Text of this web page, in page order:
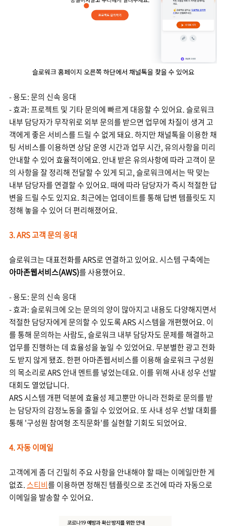
슬로워크 홈페이지 오른쪽 하단에서 채널톡을 찾을 수 있어요
- 용도: 문의 신속 응대
- 효과: 프로젝트 및 기타 문의에 빠르게 대응할 수 있어요. 슬로워크
내부 담당자가 무작위로 외부 문의를 받으면 업무에 차질이 생겨 고
객에게 좋은 서비스를 드릴 수 없게 돼요. 하지만 채널톡을 이용한 채
팅 서비스를 이용하면 상담 운영 시간과 업무 시간, 유의사항을 미리
안내할 수 있어 효율적이에요. 안내 받은 유의사항에 따라 고객이 문
의 사항을 잘 정리해 전달할 수 있게 되고, 슬로워크에서는 딱 맞는
내부 담당자를 연결할 수 있어요. 때에 따라 담당자가 즉시 적절한 답
변을 드릴 수도 있지요. 최근에는 업데이트를 통해 답변 템플릿도 지
정해 놓을 수 있어 더 편리해졌어요.
3. ARS 고객 문의 응대
슬로워크는 대표전화를 ARS로 연결하고 있어요. 시스템 구축에는
아마존웹서비스(AWS)를 사용했어요.
- 용도: 문의 신속 응대
- 효과: 슬로워크에 오는 문의의 양이 많아지고 내용도 다양해지면서
적절한 담당자에게 문의할 수 있도록 ARS 시스템을 개편했어요. 이
를 통해 문의하는 사람도, 슬로워크 내부 담당자도 문제를 해결하고
업무를 진행하는 데 효율성을 높일 수 있었어요. 무분별한 광고 전화
도 받지 않게 됐죠. 한편 아마존웹서비스를 이용해 슬로워크 구성원
의 목소리로 ARS 안내 멘트를 넣었는데요. 이를 위해 사내 성우 선발
대회도 열었답니다.
ARS 시스템 개편 덕분에 효율성 제고뿐만 아니라 전화로 문의를 받
는 담당자의 감정노동을 줄일 수 있었어요. 또 사내 성우 선발 대회를
통해 '구성원 참여형 조직문화'를 실현할 기회도 되었어요.
4. 자동 이메일
고객에게 좀 더 긴밀히 주요 사항을 안내해야 할 때는 이메일만한 게
없죠.스티비를 이용하면 정해진 템플릿으로 조건에 따라 자동으로
이메일을 발송할 수 있어요.